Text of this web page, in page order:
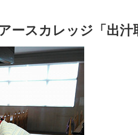
ースカレッジ「出汁